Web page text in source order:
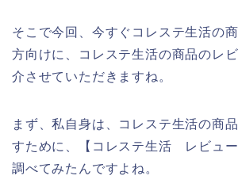
そこで今回、今すぐコレステ生活の
方向けに、コレステ生活の商品のレ
介させていただきますね。
まず、私自身は、コレステ生活の商
すために、【コレステ生活 レビュ
調べてみたんですよね。